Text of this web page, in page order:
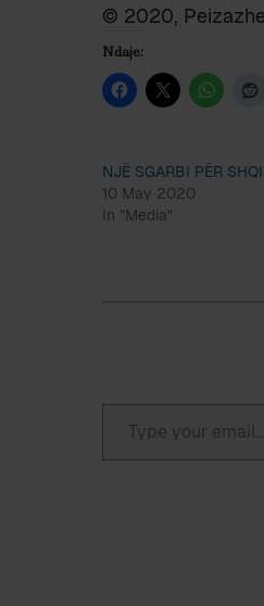
© 2020,
Ndaje:
NJË SGARBI PËR
10 May 2020
In "Media"
Type your email…